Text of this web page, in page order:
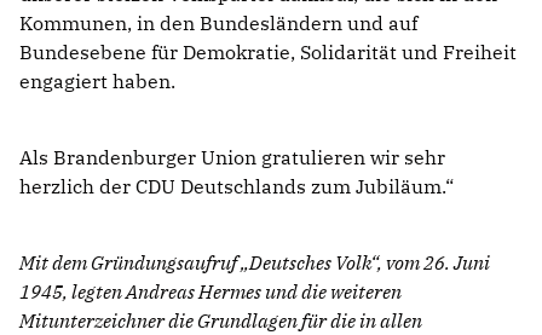
Kommunen, in den Bundesländern und auf
Bundesebene für Demokratie, Solidarität und Freiheit
engagiert haben.
Als Brandenburger Union gratulieren wir sehr
herzlich der CDU Deutschlands zum Jubiläum.“
Mit dem Gründungsaufruf „Deutsches Volk“, vom 26. Juni
1945, legten Andreas Hermes und die weiteren
Mitunterzeichner die Grundlagen für die in allen